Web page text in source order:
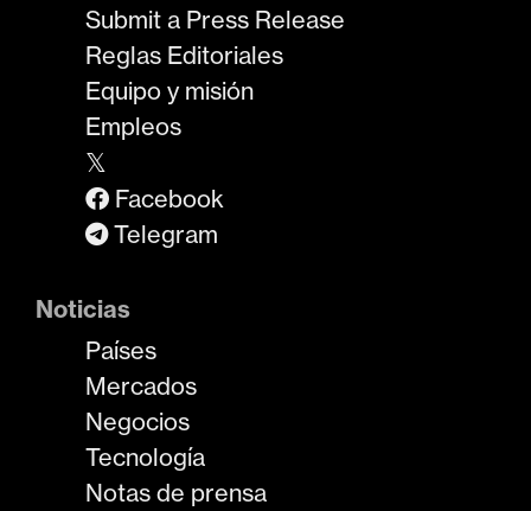
Submit a Press Release
Reglas Editoriales
Equipo y misión
Empleos
𝕏
Facebook
Telegram
Noticias
Países
Mercados
Negocios
Tecnología
Notas de prensa